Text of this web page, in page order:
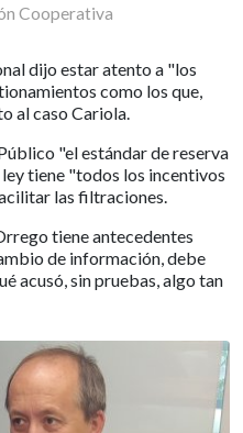
Cooperativa
dijo estar atento a "los
como los que,
al caso Cariola.
"el estándar de reserva
tiene "todos los incentivos
las filtraciones.
tiene antecedentes
de información, debe
acusó, sin pruebas, algo tan